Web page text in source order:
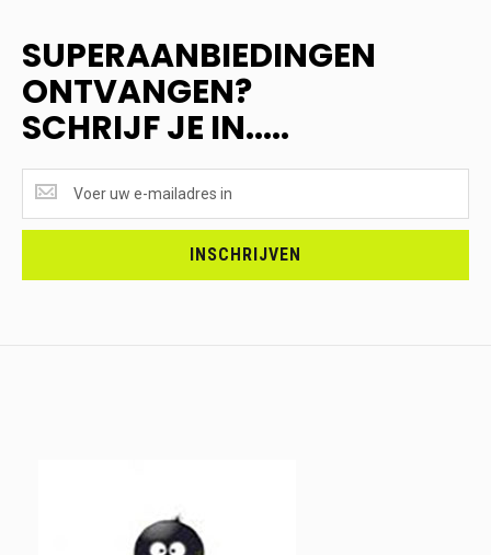
SUPERAANBIEDINGEN
ONTVANGEN?
SCHRIJF JE IN.....
ONTVANGEN?
<br>SCHRIJF
INSCHRIJVEN